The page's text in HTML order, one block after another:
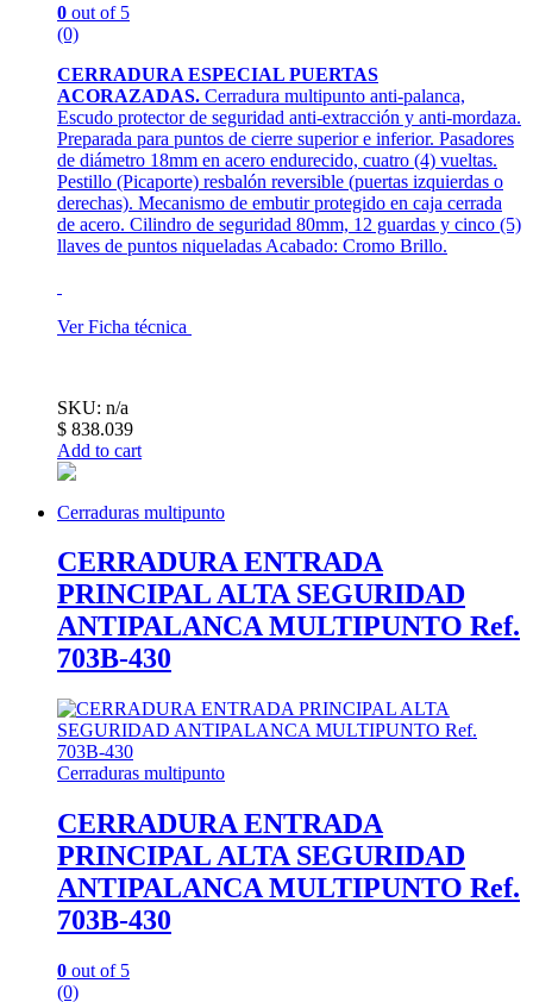
0 out of 5
(0)
CERRADURA ESPECIAL PUERTAS
ACORAZADAS. Cerradura multipunto anti-palanca,
Escudo protector de seguridad anti-extracción y anti-mordaza.
Preparada para puntos de cierre superior e inferior. Pasadores
de diámetro 18mm en acero endurecido, cuatro (4) vueltas.
Pestillo (Picaporte) resbalón reversible (puertas izquierdas o
derechas). Mecanismo de embutir protegido en caja cerrada
de acero. Cilindro de seguridad 80mm, 12 guardas y cinco (5)
llaves de puntos niqueladas Acabado: Cromo Brillo.
Ver Ficha técnica
SKU: n/a
$ 838.039
Add to cart
Cerraduras multipunto
CERRADURA ENTRADA
PRINCIPAL ALTA SEGURIDAD
ANTIPALANCA MULTIPUNTO Ref.
703B-430
Cerraduras multipunto
CERRADURA ENTRADA
PRINCIPAL ALTA SEGURIDAD
ANTIPALANCA MULTIPUNTO Ref.
703B-430
0 out of 5
(0)